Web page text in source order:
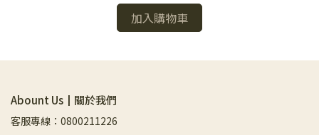
加入購物車
Abount Us┃關於我們
客服專線：0800211226